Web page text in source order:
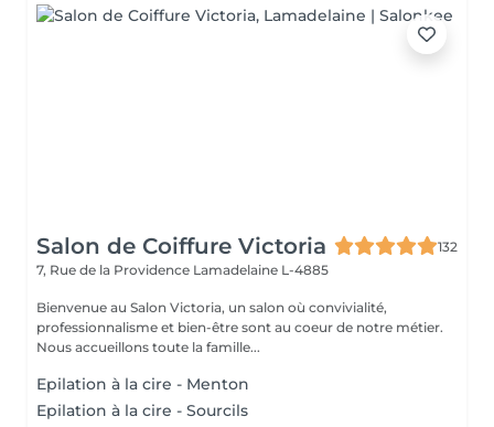
Salon de Coiffure Victoria
132
7, Rue de la Providence Lamadelaine L-4885
Bienvenue au Salon Victoria, un salon où convivialité,
professionnalisme et bien-être sont au coeur de notre métier.
Nous accueillons toute la famille...
Epilation à la cire - Menton
Epilation à la cire - Sourcils